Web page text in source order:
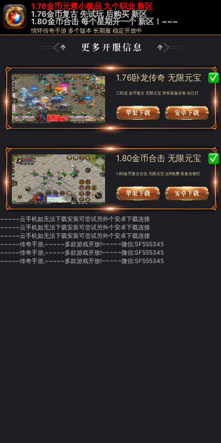
1.78金币元素小极品 九个职业 新区
1.76金币复古 先试玩 后购买 新区
1.80金币合击 每个星期开一个 新区！~~~
情怀传奇手游 多个版本 长期服 稳定开放中
1.76卧龙传奇 无限元宝
三职业 金币复古 无限元宝 所有装备全靠 自己打
1.80金币合击 无限元宝
1.80金币复古合击 无限元宝 运9免费 装备全靠打
~~~~~云手机如无法下载安装可尝试另外个安卓下载连接
~~~~~云手机如无法下载安装可尝试另外个安卓下载连接
~~~~~云手机如无法下载安装可尝试另外个安卓下载连接
~~~~~传奇手游,~~~~~多款游戏开放!~~~~~微信:SF555345
~~~~~传奇手游,~~~~~多款游戏开放!~~~~~微信:SF555345
~~~~~传奇手游,~~~~~多款游戏开放!~~~~~微信:SF555345